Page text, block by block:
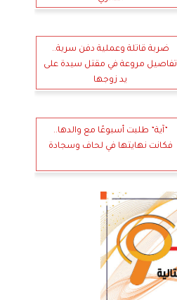
ضربة قاتلة وعملية دفن سرية..
تفاصيل مروعة في مقتل سيدة على
يد زوجها
”آية” طلبت أسبوعًا مع والدها..
فكانت نهايتها في لحاف وسجادة